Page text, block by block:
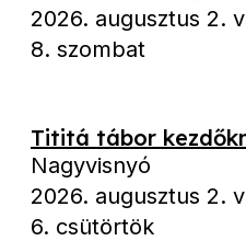
2026. augusztus 2.
8. szombat
Tititá tábor
Nagyvisnyó
2026. augusztus 2.
6. csütörtök